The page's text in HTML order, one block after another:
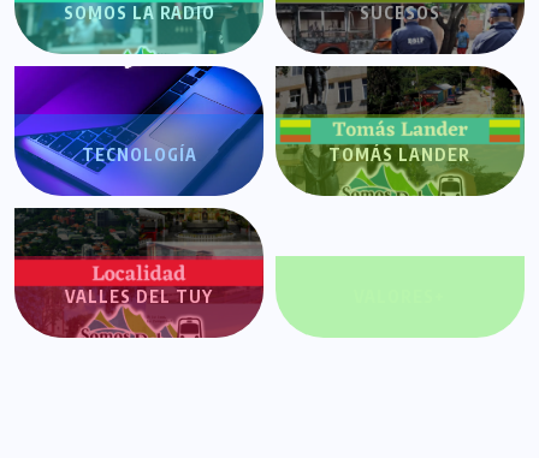
SOMOS LA RADIO SUCESOS
TECNOLOGÍA TOMÁS LANDER
VALLES DEL TUY